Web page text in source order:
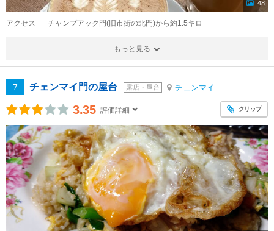
48
アクセス チャンプアック門(旧市街の北門)から約1.5キロ
もっと見る
7 チェンマイ門の屋台 露店・屋台 チェンマイ
3.35 評価詳細 クリップ